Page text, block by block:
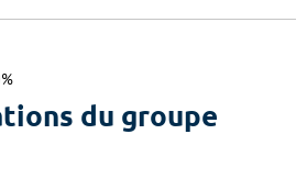
du groupe